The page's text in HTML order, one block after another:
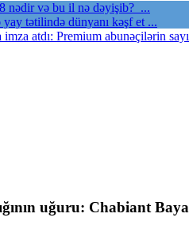
nədir və bu il nə dəyişib? ...
tətilində dünyanı kəşf et ...
atdı: Premium abunəçilərin
uğuru: Chabiant